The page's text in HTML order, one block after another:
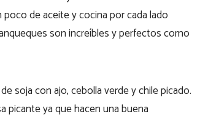
de aceite y cocina por cada lado
son increíbles y perfectos como
soja con ajo, cebolla verde y chile picado.
picante ya que hacen una buena